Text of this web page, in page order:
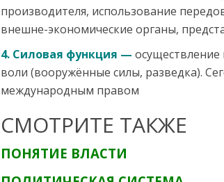
производителя, использование
внешне-экономические органы,
4. Силовая функция — осуществление
воли (вооружённые силы, разведка).
международным правом
СМОТРИТЕ ТАКЖЕ
ПОНЯТИЕ ВЛАСТИ